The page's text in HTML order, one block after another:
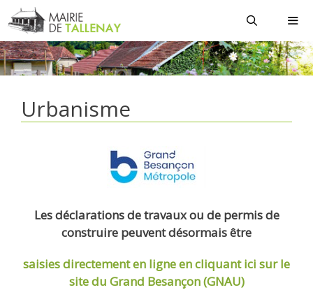
Aller
au
contenu
Urbanisme
Les déclarations de travaux ou de permis de
construire peuvent désormais être
saisies directement en ligneen cliquant ici sur le
site du Grand Besançon (GNAU)